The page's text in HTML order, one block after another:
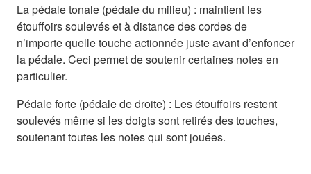
La pédale tonale (pédale du milieu) : maintient les
étouffoirs soulevés et à distance des cordes de
n’importe quelle touche actionnée juste avant d’enfoncer
la pédale. Ceci permet de soutenir certaines notes en
particulier.
Pédale forte (pédale de droite) : Les étouffoirs restent
soulevés même si les doigts sont retirés des touches,
soutenant toutes les notes qui sont jouées.